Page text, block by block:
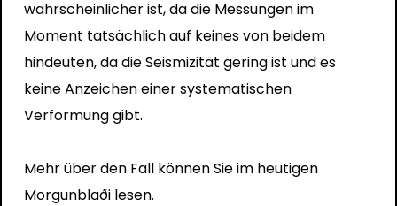
wahrscheinlicher ist, da die Messungen im
Moment tatsächlich auf keines von beidem
hindeuten, da die Seismizität gering ist und es
keine Anzeichen einer systematischen
Verformung gibt.
Mehr über den Fall können Sie im heutigen
Morgunblaði lesen.